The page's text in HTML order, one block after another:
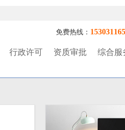
行政许可 资质审批 综合服
免费热线：